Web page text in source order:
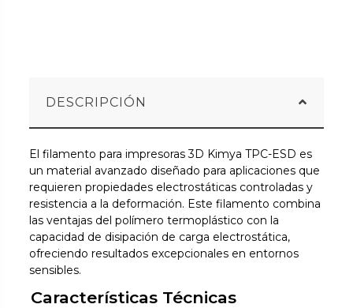
DESCRIPCIÓN
El filamento para impresoras 3D Kimya TPC-ESD es
un material avanzado diseñado para aplicaciones que
requieren propiedades electrostáticas controladas y
resistencia a la deformación. Este filamento combina
las ventajas del polímero termoplástico con la
capacidad de disipación de carga electrostática,
ofreciendo resultados excepcionales en entornos
sensibles.
Características Técnicas